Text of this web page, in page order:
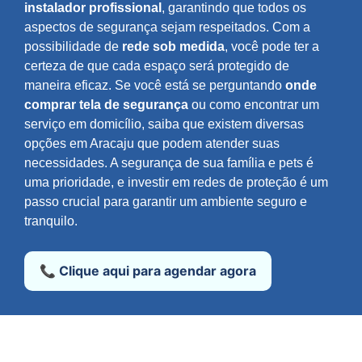
instalador profissional , garantindo que todos os
aspectos de segurança sejam respeitados. Com a
possibilidade de rede sob medida, você pode ter a
certeza de que cada espaço será protegido de
maneira eficaz. Se você está se perguntando onde
comprar tela de segurança ou como encontrar um
serviço em domicílio, saiba que existem diversas
opções em Aracaju que podem atender suas
necessidades. A segurança de sua família e pets é
uma prioridade, e investir em redes de proteção é um
passo crucial para garantir um ambiente seguro e
tranquilo.
📞 Clique aqui para agendar agora